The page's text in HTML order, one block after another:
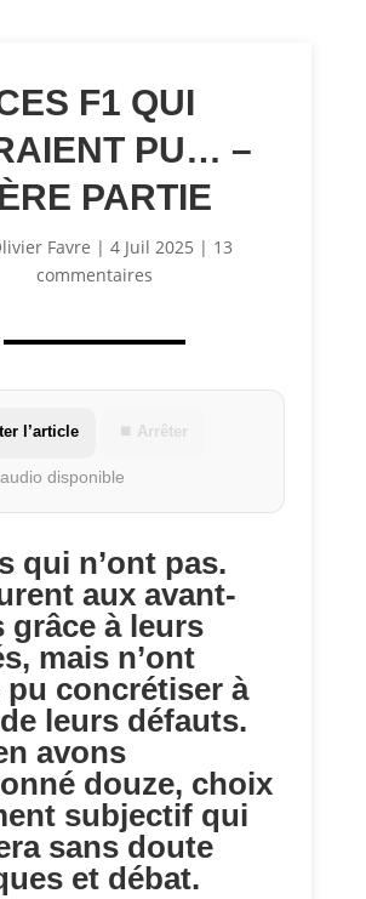
F1 QUI
PU… –
PARTIE
Favre | 4 Juil 2025 | 13
commentaires
l’article ⏹ Arrêter
disponible
qui n’ont pas.
aux avant-
grâce à leurs
mais n’ont
pu concrétiser à
leurs défauts.
avons
douze, choix
subjectif qui
sans doute
et débat.